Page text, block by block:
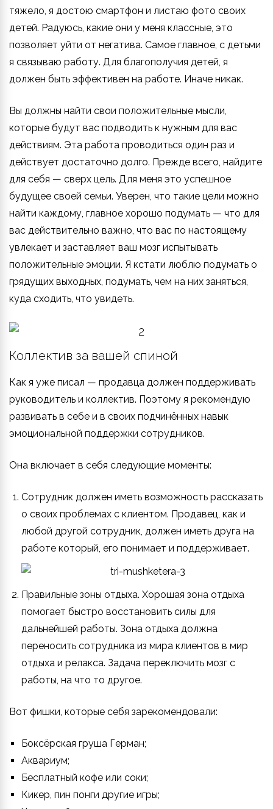
тяжело, я достою смартфон и листаю фото своих
детей. Радуюсь, какие они у меня классные, это
позволяет уйти от негатива. Самое главное, с детьми
я связываю работу. Для благополучия детей, я
должен быть эффективен на работе. Иначе никак.
Вы должны найти свои положительные мысли,
которые будут вас подводить к нужным для вас
действиям. Эта работа проводиться один раз и
действует достаточно долго. Прежде всего, найдите
для себя — сверх цель. Для меня это успешное
будущее своей семьи. Уверен, что такие цели можно
найти каждому, главное хорошо подумать — что для
вас действительно важно, что вас по настоящему
увлекает и заставляет ваш мозг испытывать
положительные эмоции. Я кстати люблю подумать о
грядущих выходных, подумать, чем на них заняться,
куда сходить, что увидеть.
Коллектив за вашей спиной
Как я уже писал — продавца должен поддерживать
руководитель и коллектив. Поэтому я рекомендую
развивать в себе и в своих подчинённых навык
эмоциональной поддержки сотрудников.
Она включает в себя следующие моменты:
Сотрудник должен иметь возможность рассказать
о своих проблемах с клиентом. Продавец, как и
любой другой сотрудник, должен иметь друга на
работе который, его понимает и поддерживает.
Правильные зоны отдыха. Хорошая зона отдыха
помогает быстро восстановить силы для
дальнейшей работы. Зона отдыха должна
переносить сотрудника из мира клиентов в мир
отдыха и релакса. Задача переключить мозг с
работы, на что то другое.
Вот фишки, которые себя зарекомендовали:
Боксёрская груша Герман;
Аквариум;
Бесплатный кофе или соки;
Кикер, пин понги другие игры;